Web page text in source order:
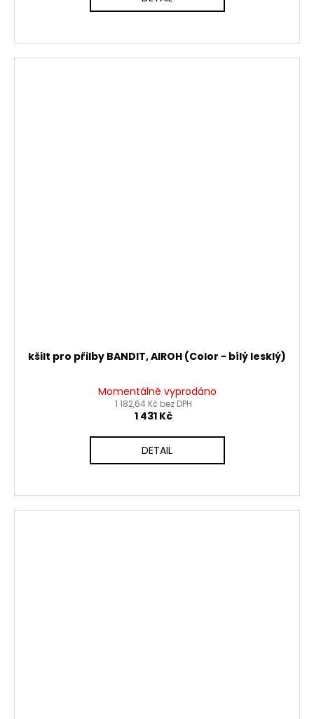
kšilt pro přilby BANDIT, AIROH (Color - bílý lesklý)
Momentálně vyprodáno
1 182,64 Kč bez DPH
1 431 Kč
DETAIL